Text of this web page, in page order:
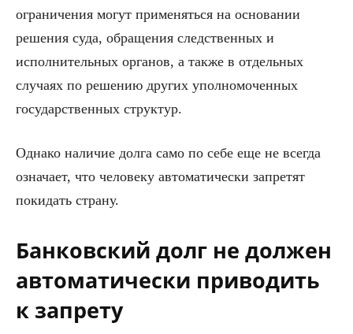
ограничения могут применяться на основании
решения суда, обращения следственных и
исполнительных органов, а также в отдельных
случаях по решению других уполномоченных
государственных структур.
Однако наличие долга само по себе еще не всегда
означает, что человеку автоматически запретят
покидать страну.
Банковский долг не должен
автоматически приводить
к запрету